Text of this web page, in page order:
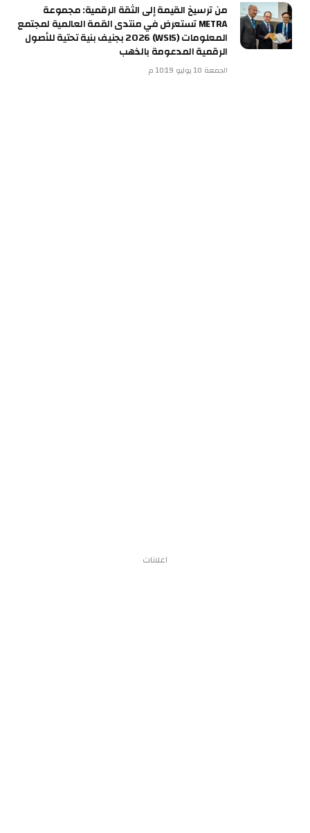
من ترسيخ القيمة إلى الثقة الرقمية: مجموعة
METRA تستعرض في منتدى القمة العالمية لمجتمع
المعلومات (WSIS) 2026 بجنيف بنية تحتية للأصول
الرقمية المدعومة بالذهب
الجمعة 10 يوليو 10:19 م
اعلانات